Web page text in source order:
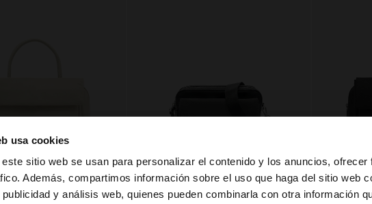
usa cookies
sitio web se usan para personalizar el contenido y los anuncios,
Además, compartimos información sobre el uso que haga del sitio web
y análisis web, quienes pueden combinarla con otra información
a la web de España. ¿Quieres ir a la web de United States?
+
BOLSO TOTE DE NYLON CON DOBLE SOLAPA
+
BOLSO BANDOLERA DE NYLON CON SOLAPA